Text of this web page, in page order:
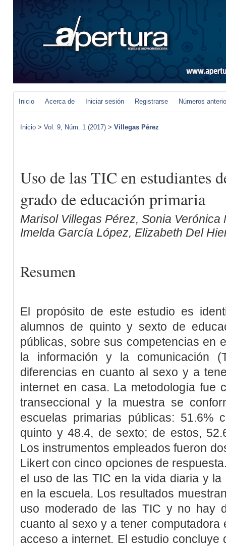
Inicio Acerca de Iniciar sesión Registrarse Números
Inicio > Vol. 9, Núm. 1 (2017) > Villegas Pérez
Uso de las TIC en estudiantes
grado de educación primaria
Marisol Villegas Pérez, Sonia
Imelda García López, Elizabeth Del
Resumen
El propósito de este estudio es
alumnos de quinto y sexto de
públicas, sobre sus competencias en
la información y la comunicación
diferencias en cuanto al sexo y a
internet en casa. La metodología fue
transeccional y la muestra se
escuelas primarias públicas: 51.6%
quinto y 48.4, de sexto; de estos,
Los instrumentos empleados fueron
Likert con cinco opciones de
el uso de las TIC en la vida diaria y
en la escuela. Los resultados
uso moderado de las TIC y no hay
cuanto al sexo y a tener
acceso a internet. El estudio concluye